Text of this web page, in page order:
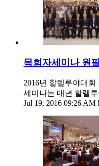
목회자세미나 원
2016년 할렐루야대
세미나는 매년 할렐
Jul 19, 2016 09:26 AM